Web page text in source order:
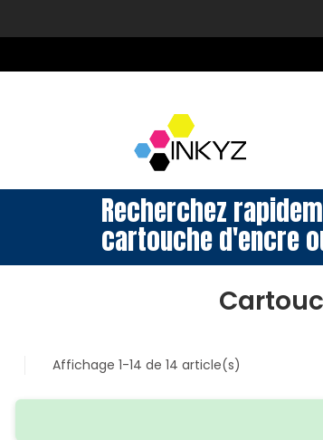
Recherchez
cartouche d'encre
Affichage 1-14 de 14 article(s)